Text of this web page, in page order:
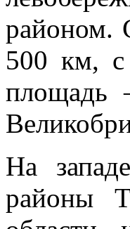
районом.
500 км,
площадь
На
районы